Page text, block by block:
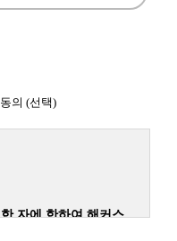
의 (선택)
자에 한하여 해커스
육그룹의 새로운 서